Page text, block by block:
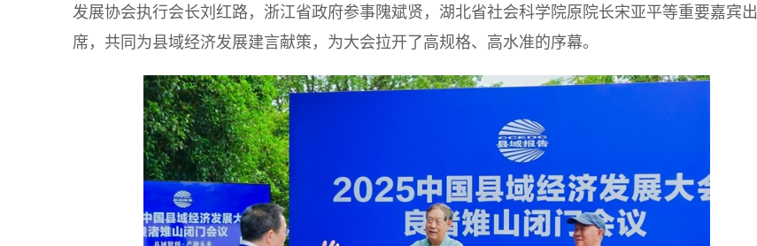
发展协会执行会长刘红路，浙江省政府参事隗斌贤，湖北省社会科学院原院长宋亚平等重要嘉宾出
席，共同为县域经济发展建言献策，为大会拉开了高规格、高水准的序幕。